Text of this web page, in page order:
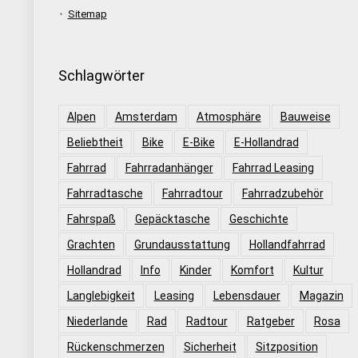
Sitemap
Schlagwörter
Alpen Amsterdam Atmosphäre
Bauweise
Beliebtheit
Bike E-Bike
E-Hollandrad
Fahrrad
Fahrradanhänger
Fahrrad Leasing
Fahrradtasche
Fahrradtour
Fahrradzubehör
Fahrspaß
Gepäcktasche
Geschichte
Grachten
Grundausstattung
Hollandfahrrad
Hollandrad
Info Kinder Komfort
Kultur
Langlebigkeit
Leasing Lebensdauer
Magazin
Niederlande
Rad Radtour Ratgeber
Rosa
Rückenschmerzen
Sicherheit Sitzposition